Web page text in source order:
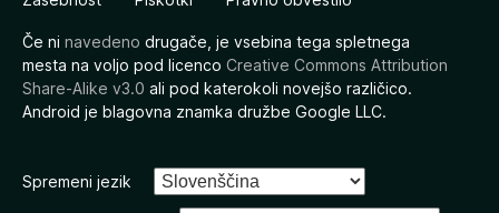
Če ni navedeno drugače, je vsebina tega spletnega
mesta na voljo pod licenco Creative Commons Attribution
Share-Alike v3.0 ali pod katerokoli novejšo različico.
Android je blagovna znamka družbe Google LLC.
Spremeni jezik